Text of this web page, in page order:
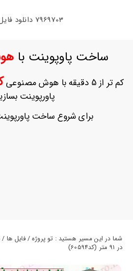
حساب
ثبت
بازیابی
7969703 دانلود فایل
ساخت پاوپوینت با
کم تر از 5 دقیقه با هوش مصنوعی
پاورپوینت
برای شروع ساخت
در 91 متر (کد60594)